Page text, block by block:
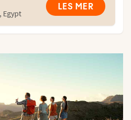
, Egypt
LES MER